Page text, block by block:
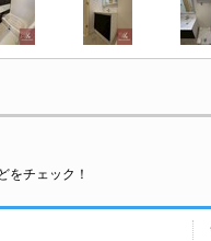
をチェック！